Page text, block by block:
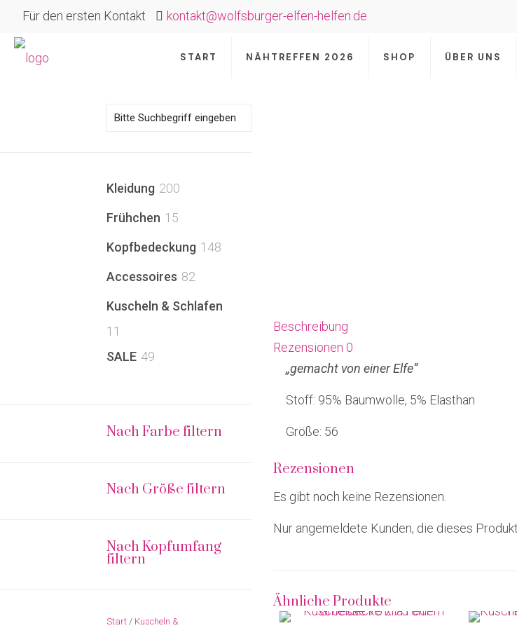
Für den ersten Kontakt kontakt@wolfsburger-elfen-helfen.de
START NÄHTREFFEN 2026 SHOP ÜBER UNS
Beschreibung
Rezensionen 0
„gemacht von einer Elfe“
Stoff: 95% Baumwolle, 5% Elasthan
Größe: 56
Rezensionen
Es gibt noch keine Rezensionen.
Nur angemeldete Kunden, die dieses
Ähnliche Produkte
Kleidung 200
Frühchen 15
Kopfbedeckung 148
Accessoires 82
Kuscheln & Schlafen
11
Produkte
SALE 49
Nach Farbe filtern
Nach Größe filtern
Nach Kopfumfang
filtern
Start / Kuscheln &